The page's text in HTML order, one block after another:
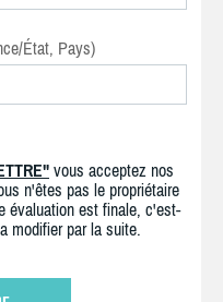
État, Pays)
vous acceptez nos
n'êtes pas le propriétaire
évaluation est finale, c'est-
modifier par la suite.